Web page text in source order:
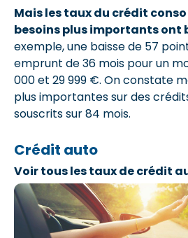
Mais les taux du crédit
besoins plus importants ont
exemple, une baisse de 57
emprunt de 36 mois pour un
000 et 29 999 €. On constate
plus importantes sur des
souscrits sur 84 mois.
Crédit auto
Voir tous lestaux de crédit